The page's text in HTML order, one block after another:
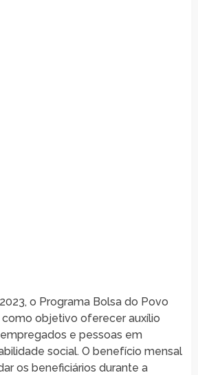
o Programa Bolsa do Povo
objetivo oferecer auxílio
e pessoas em
social. O benefício mensal
os beneficiários durante a